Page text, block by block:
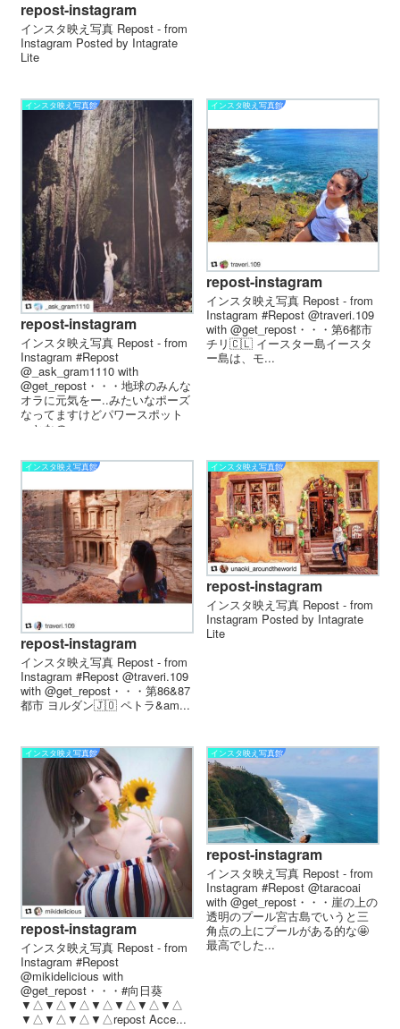
repost-instagram
インスタ映え写真 Repost - from
Instagram Posted by Intagrate
Lite
インスタ映え写真館
repost-instagram
インスタ映え写真 Repost - from
Instagram #Repost
@_ask_gram1110 with
@get_repost・・・地球のみんな
オラに元気をー..みたいなポーズ
なってますけどパワースポット
っとなの...
インスタ映え写真館
repost-instagram
インスタ映え写真 Repost - from
Instagram #Repost @traveri.109
with @get_repost・・・第6都市
チリ🇨🇱 イースター島 イースタ
ー島は、モ...
インスタ映え写真館
repost-instagram
インスタ映え写真 Repost - from
Instagram #Repost @traveri.109
with @get_repost・・・第86&87
都市 ヨルダン🇯🇴 ペトラ&am...
インスタ映え写真館
repost-instagram
インスタ映え写真 Repost - from
Instagram Posted by Intagrate
Lite
インスタ映え写真館
repost-instagram
インスタ映え写真 Repost - from
Instagram #Repost
@mikidelicious with
@get_repost・・・#向日葵
▼△▼△▼△▼△▼△▼△▼△
▼△▼△▼△▼△ repost Acce...
インスタ映え写真館
repost-instagram
インスタ映え写真 Repost - from
Instagram #Repost @taracoai
with @get_repost・・・崖の上の
透明のプール宮古島でいうと三
角点の上にプールがある的な🤩
最高でした...